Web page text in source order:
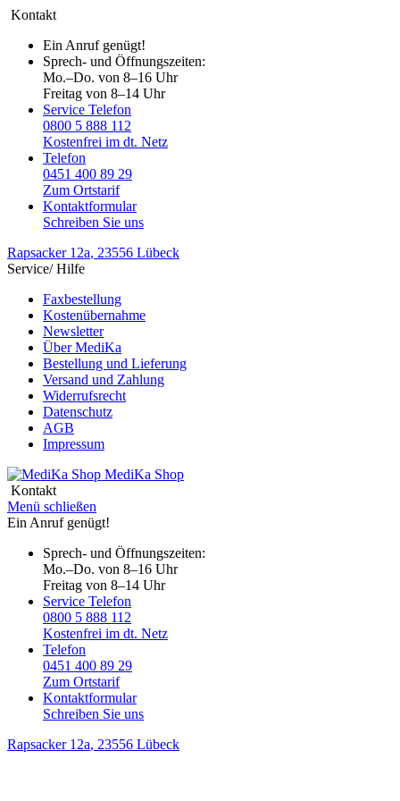
Kontakt
Ein Anruf genügt!
Sprech- und Öffnungszeiten:
Mo.–Do. von 8–16 Uhr
Freitag von 8–14 Uhr
Service Telefon
0800 5 888 112
Kostenfrei im dt. Netz
Telefon
0451 400 89 29
Zum Ortstarif
Kontaktformular
Schreiben Sie uns
Rapsacker 12a, 23556 Lübeck
Service/ Hilfe
Faxbestellung
Kostenübernahme
Newsletter
Über MediKa
Bestellung und Lieferung
Versand und Zahlung
Widerrufsrecht
Datenschutz
AGB
Impressum
MediKa Shop
Kontakt
Menü schließen
Ein Anruf genügt!
Sprech- und Öffnungszeiten:
Mo.–Do. von 8–16 Uhr
Freitag von 8–14 Uhr
Service Telefon
0800 5 888 112
Kostenfrei im dt. Netz
Telefon
0451 400 89 29
Zum Ortstarif
Kontaktformular
Schreiben Sie uns
Rapsacker 12a, 23556 Lübeck